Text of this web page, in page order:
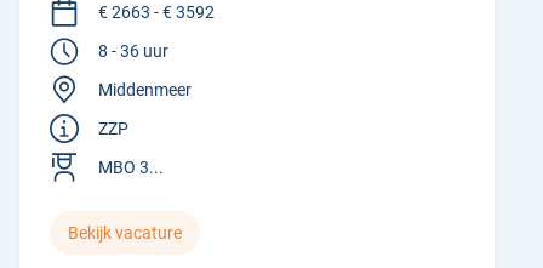
€ 2663 - € 3592
8 - 36 uur
Middenmeer
ZZP
MBO 3...
Bekijk vacature